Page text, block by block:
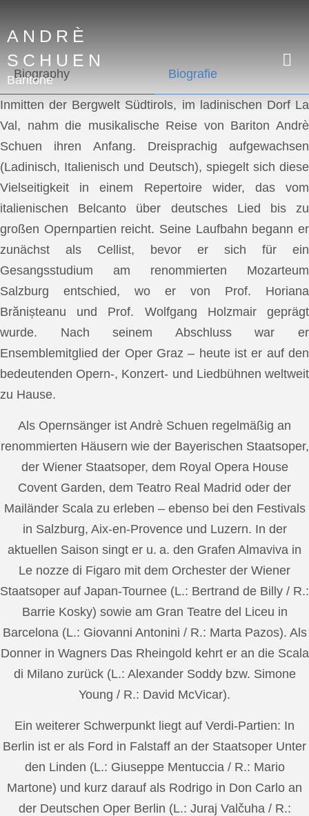
ANDRÈ
SCHUEN
Baritone
Biography Biografie
Inmitten der Bergwelt Südtirols, im ladinischen Dorf La
Val, nahm die musikalische Reise von Bariton Andrè
Schuen ihren Anfang. Dreisprachig aufgewachsen
(Ladinisch, Italienisch und Deutsch), spiegelt sich diese
Vielseitigkeit in einem Repertoire wider, das vom
italienischen Belcanto über deutsches Lied bis zu
großen Opernpartien reicht. Seine Laufbahn begann er
zunächst als Cellist, bevor er sich für ein
Gesangsstudium am renommierten Mozarteum
Salzburg entschied, wo er von Prof. Horiana
Brănișteanu und Prof. Wolfgang Holzmair geprägt
wurde. Nach seinem Abschluss war er
Ensemblemitglied der Oper Graz – heute ist er auf den
bedeutenden Opern-, Konzert- und Liedbühnen weltweit
zu Hause.
Als Opernsänger ist Andrè Schuen regelmäßig an
renommierten Häusern wie der Bayerischen Staatsoper,
der Wiener Staatsoper, dem Royal Opera House
Covent Garden, dem Teatro Real Madrid oder der
Mailänder Scala zu erleben – ebenso bei den Festivals
in Salzburg, Aix-en-Provence und Luzern. In der
aktuellen Saison singt er u. a. den Grafen Almaviva in
Le nozze di Figaro mit dem Orchester der Wiener
Staatsoper auf Japan-Tournee (L.: Bertrand de Billy / R.:
Barrie Kosky) sowie am Gran Teatre del Liceu in
Barcelona (L.: Giovanni Antonini / R.: Marta Pazos). Als
Donner in Wagners Das Rheingold kehrt er an die Scala
di Milano zurück (L.: Alexander Soddy bzw. Simone
Young / R.: David McVicar).
Ein weiterer Schwerpunkt liegt auf Verdi-Partien: In
Berlin ist er als Ford in Falstaff an der Staatsoper Unter
den Linden (L.: Giuseppe Mentuccia / R.: Mario
Martone) und kurz darauf als Rodrigo in Don Carlo an
der Deutschen Oper Berlin (L.: Juraj Valčuha / R.: